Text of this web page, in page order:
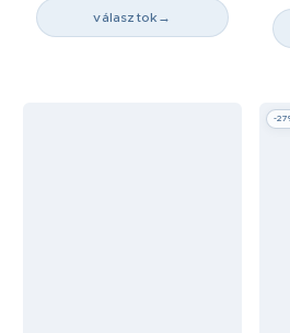
választok →
-